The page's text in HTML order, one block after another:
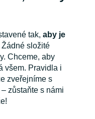
tak, aby je
Žádné složité
Chceme, aby
všem. Pravidla i
zveřejníme s
zůstaňte s námi